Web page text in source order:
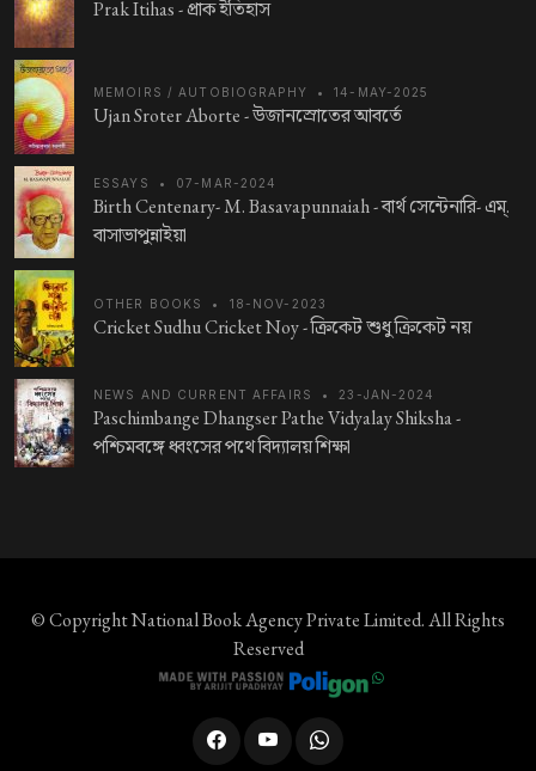
Prak Itihas -প্রাক ইতিহাস
MEMOIRS / AUTOBIOGRAPHY • 14-MAY-2025
Ujan Sroter Aborte -উজানস্রোতের আবর্তে
ESSAYS • 07-MAR-2024
Birth Centenary- M. Basavapunnaiah -বার্থ সেন্টেনারি- এম্.
বাসাভাপুন্নাইয়া
OTHER BOOKS • 18-NOV-2023
Cricket Sudhu Cricket Noy -ক্রিকেট শুধু ক্রিকেট নয়
NEWS AND CURRENT AFFAIRS • 23-JAN-2024
Paschimbange Dhangser Pathe Vidyalay Shiksha -
পশ্চিমবঙ্গে ধ্বংসের পথে বিদ্যালয় শিক্ষা
© CopyrightNational Book Agency Private Limited. All Rights
Reserved